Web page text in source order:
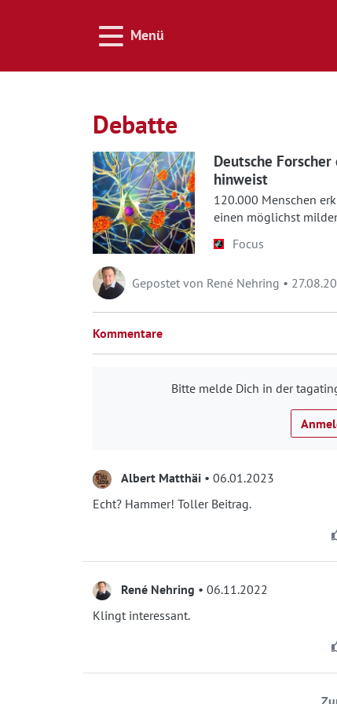
Menü
Debatte
Deutsche
hinweist
120.000 Menschen
einen möglichst
Deutsche Forscher
Alzheimer Diagnostik
Focus
Gepostet von René Nehring •
Kommentare
Bitte melde Dich in der
Albert Matthäi • 06.01.2023
Echt? Hammer! Toller Beitrag.
René Nehring • 06.11.2022
Klingt interessant.